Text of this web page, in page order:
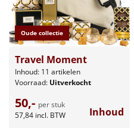
Oude collectie
Travel Moment
Inhoud: 11 artikelen
Voorraad: Uitverkocht
50,- per stuk
57,84 incl. BTW Inhoud